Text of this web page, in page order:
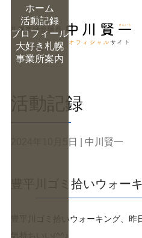
ホーム
活動記録
プロフィール
大好き札幌
事業所案内
活動記録
2024年10月5日 | 中川賢一
豊平川ゴミ拾いウォー
豊平川ゴミ拾いウォーキング、昨